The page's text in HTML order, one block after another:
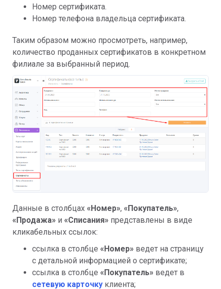
Номер сертификата.
Номер телефона владельца сертификата.
Таким образом можно просмотреть, например,
количество проданных сертификатов в конкретном
филиале за выбранный период.
Данные в столбцах «Номер», «Покупатель»,
«Продажа» и «Списания» представлены в виде
кликабельных ссылок:
ссылка в столбце «Номер» ведет на страницу
с детальной информацией о сертификате;
ссылка в столбце «Покупатель» ведет в
сетевую карточку клиента;